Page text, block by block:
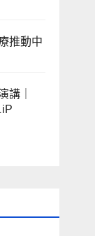
推動中
講｜